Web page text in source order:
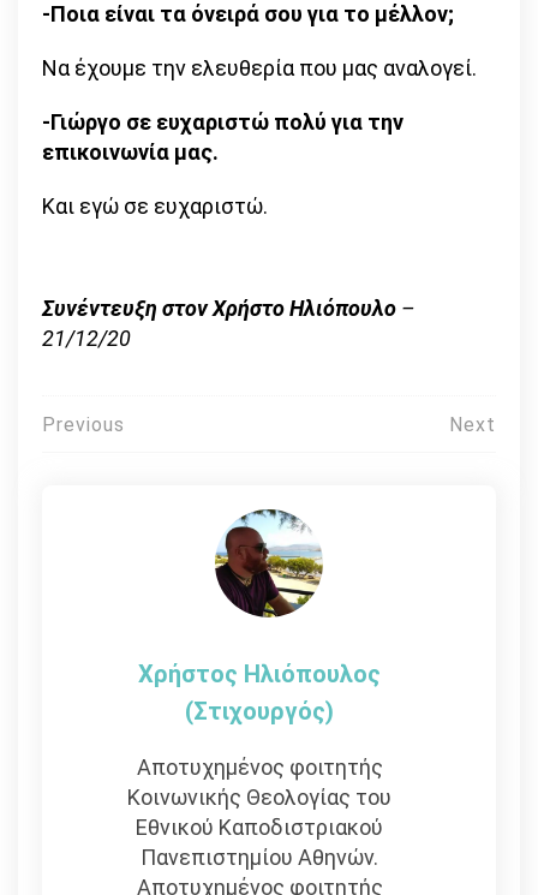
-Ποια είναι τα όνειρά σου για το μέλλον;
Να έχουμε την ελευθερία που μας αναλογεί.
-Γιώργο σε ευχαριστώ πολύ για την
επικοινωνία μας.
Και εγώ σε ευχαριστώ.
Συνέντευξη στον Χρήστο Ηλιόπουλο –
21/12/20
Πλοήγηση
Previous Next
Χρήστος Ηλιόπουλος
(στιχουργός)
Αποτυχημένος φοιτητής
Κοινωνικής Θεολογίας του
Εθνικού Καποδιστριακού
Πανεπιστημίου Αθηνών.
Αποτυχημένος φοιτητής